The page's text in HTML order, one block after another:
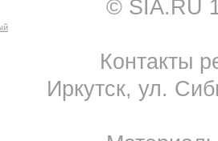
© SIA.RU
Контакты
Иркутск, ул.